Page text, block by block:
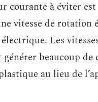
courante à éviter est
vitesse de rotation
Les
générer beaucoup de
au lieu de